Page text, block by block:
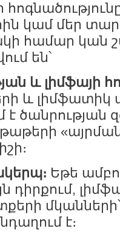
կամ մեր
համար կան
են՝
և լիմֆայի
և լիմֆատիկ
է ծանրության
Եթե
դիրքում,
է։